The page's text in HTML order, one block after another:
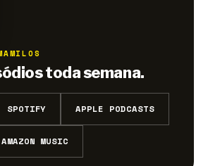
toda semana.
SPOTIFY APPLE PODCASTS
AMAZON MUSIC